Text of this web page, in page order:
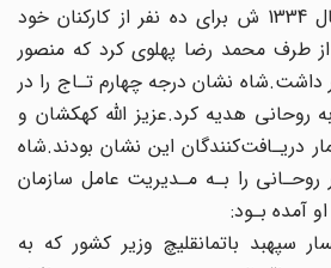
سازمان آب تهران در سال 1334 ش برای ده نفر از‌ کارکنان‌ خود
طرف‌ محمد‌ رضا پهلوی کرد‌ که‌ منصور
نشان درجه‌ چهارم تـاج را در
روحانی‌ هدیه کرد.عزیز اللّه کهکشان و
این نشان بودند.شاه‌
روحـانی را بـه مـدیریت عامل سازمان
بـود:
سپهبد‌ باتمانقلیچ‌ وزیر‌ کشور‌ که به